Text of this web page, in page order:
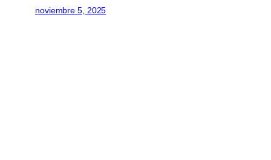
noviembre 5, 2025